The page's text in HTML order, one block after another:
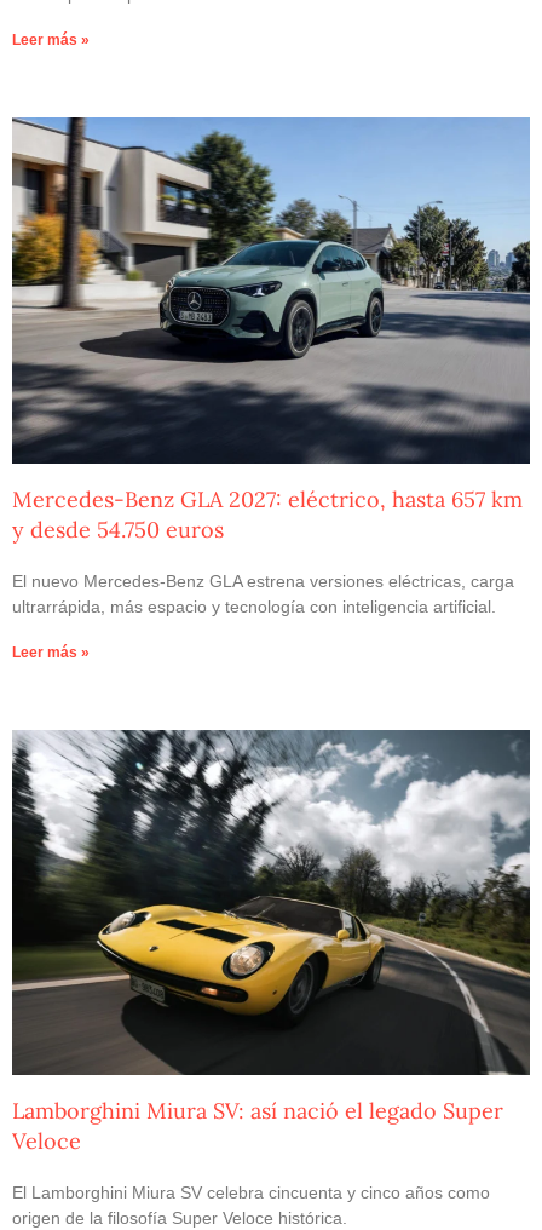
Leer más »
Mercedes-Benz GLA 2027: eléctrico, hasta 657 km
y desde 54.750 euros
El nuevo Mercedes-Benz GLA estrena versiones eléctricas, carga
ultrarrápida, más espacio y tecnología con inteligencia artificial.
Leer más »
Lamborghini Miura SV: así nació el legado Super
Veloce
El Lamborghini Miura SV celebra cincuenta y cinco años como
origen de la filosofía Super Veloce histórica.